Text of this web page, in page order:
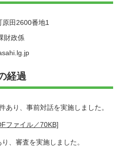
原田2600番地1
財政係
経過
り、事前対話を実施しました。
ファイル／70KB]
、審査を実施しました。